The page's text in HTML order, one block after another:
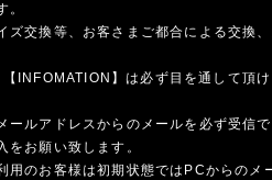
。
ズ交換等、お客さまご都合による交換
INFOMATION】は必ず目を通して頂
ールアドレスからのメールを必ず受信
をお願い致します。
用のお客様は初期状態ではPCからのメ